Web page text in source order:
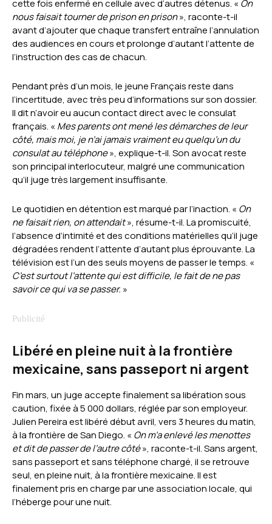
cette fois enfermé en cellule avec d’autres détenus. « On
nous faisait tourner de prison en prison», raconte-t-il
avant d’ajouter que chaque transfert entraîne l’annulation
des audiences en cours et prolonge d’autant l’attente de
l’instruction des cas de chacun.
Pendant près d’un mois, le jeune Français reste dans
l’incertitude, avec très peu d’informations sur son dossier.
Il dit n’avoir eu aucun contact direct avec le consulat
français. « Mes parents ont mené les démarches de leur
côté, mais moi, je n’ai jamais vraiment eu quelqu’un du
consulat au téléphone», explique-t-il. Son avocat reste
son principal interlocuteur, malgré une communication
qu’il juge très largement insuffisante.
Le quotidien en détention est marqué par l’inaction. « On
ne faisait rien, on attendait», résume-t-il. La promiscuité,
l’absence d’intimité et des conditions matérielles qu’il juge
dégradées rendent l’attente d’autant plus éprouvante. La
télévision est l’un des seuls moyens de passer le temps. «
C’est surtout l’attente qui est difficile, le fait de ne pas
savoir ce qui va se passer. »
Libéré en pleine nuit à la frontière
mexicaine, sans passeport ni argent
Fin mars, un juge accepte finalement sa libération sous
caution, fixée à 5 000 dollars, réglée par son employeur.
Julien Pereira est libéré début avril, vers 3 heures du matin,
à la frontière de San Diego. « On m’a enlevé les menottes
et dit de passer de l’autre côté», raconte-t-il. Sans argent,
sans passeport et sans téléphone chargé, il se retrouve
seul, en pleine nuit, à la frontière mexicaine. Il est
finalement pris en charge par une association locale, qui
l’héberge pour une nuit.